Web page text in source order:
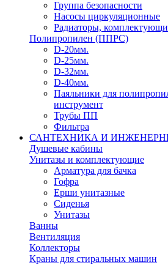
Группа безопасности
Насосы циркуляционные
Радиаторы,
Полипропилен (ППРС)
D-20мм.
D-25мм.
D-32мм.
D-40мм.
Паяльники для
инструмент
Трубы ПП
Фильтра
САНТЕХНИКА И
Душевые кабины
Унитазы и комплектующие
Арматура для бачка
Гофра
Ерши унитазные
Сиденья
Унитазы
Ванны
Вентиляция
Коллекторы
Краны для стиральных машин